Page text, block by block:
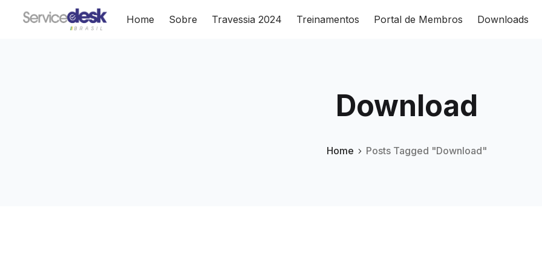
Home Sobre Travessia 2024 Treinamentos Portal de Membros Downloads
Download
Home Posts Tagged "Download"